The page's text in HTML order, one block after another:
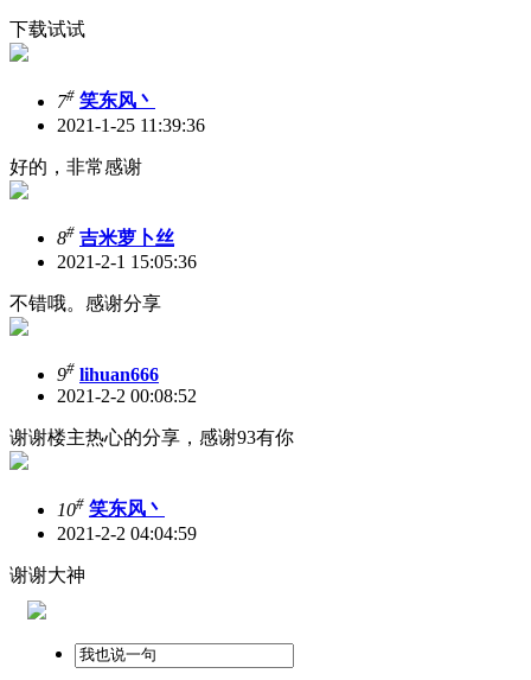
下载试试
7# 笑东风丶
2021-1-25 11:39:36
好的，非常感谢
8# 吉米萝卜丝
2021-2-1 15:05:36
不错哦。感谢分享
9# lihuan666
2021-2-2 00:08:52
谢谢楼主热心的分享，感谢93有你
10# 笑东风丶
2021-2-2 04:04:59
谢谢大神